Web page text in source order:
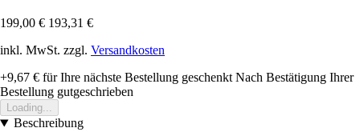
199,00 € 193,31 €
inkl. MwSt. zzgl. Versandkosten
+9,67 € für Ihre nächste Bestellung geschenkt Nach Bestätigung Ihrer
Bestellung gutgeschrieben
Loading...
Beschreibung